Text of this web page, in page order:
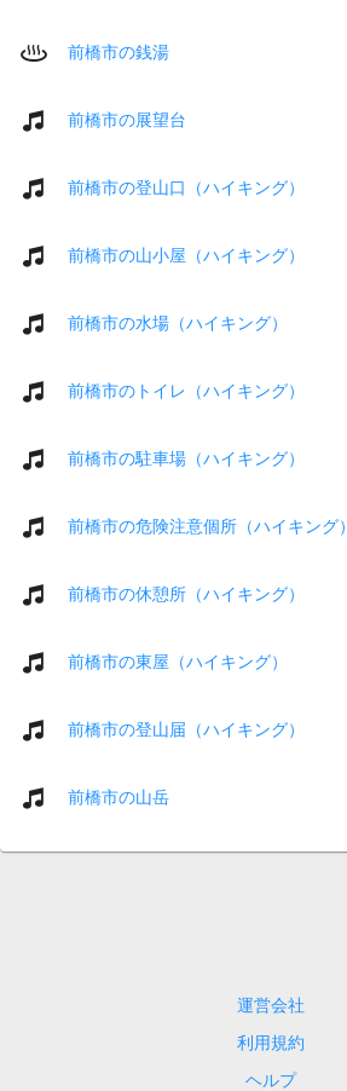
前橋市の銭湯
前橋市の展望台
前橋市の登山口（ハイキング）
前橋市の山小屋（ハイキング）
前橋市の水場（ハイキング）
前橋市のトイレ（ハイキング）
前橋市の駐車場（ハイキング）
前橋市の危険注意個所（ハイキング）
前橋市の休憩所（ハイキング）
前橋市の東屋（ハイキング）
前橋市の登山届（ハイキング）
前橋市の山岳
運営会社
利用規約
ヘルプ